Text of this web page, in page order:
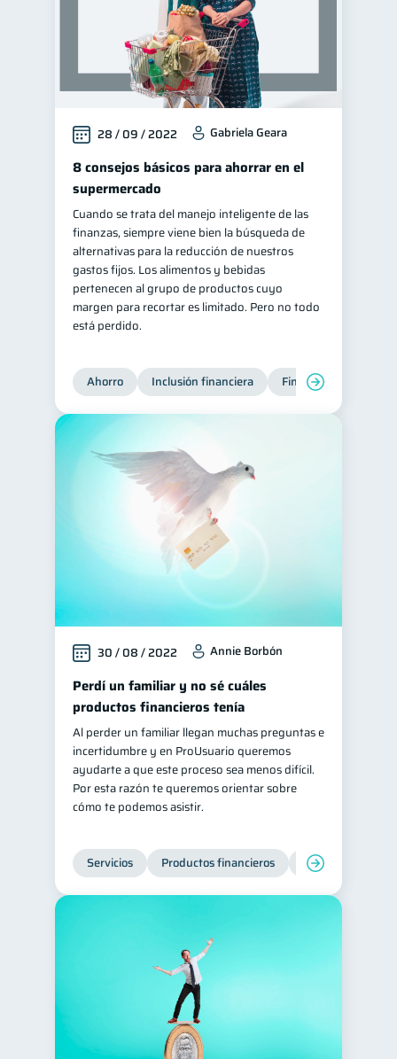
28 / 09 / 2022 Gabriela Geara
8 consejos básicos para ahorrar en el
supermercado
Cuando se trata del manejo inteligente de las
finanzas, siempre viene bien la búsqueda de
alternativas para la reducción de nuestros
gastos fijos. Los alimentos y bebidas
pertenecen al grupo de productos cuyo
margen para recortar es limitado. Pero no todo
está perdido.
Ahorro Inclusión financiera Finanzas para jóvenes
30 / 08 / 2022 Annie Borbón
Perdí un familiar y no sé cuáles
productos financieros tenía
Al perder un familiar llegan muchas preguntas e
incertidumbre y en ProUsuario queremos
ayudarte a que este proceso sea menos difícil.
Por esta razón te queremos orientar sobre
cómo te podemos asistir.
Servicios Productos financieros Inclusión